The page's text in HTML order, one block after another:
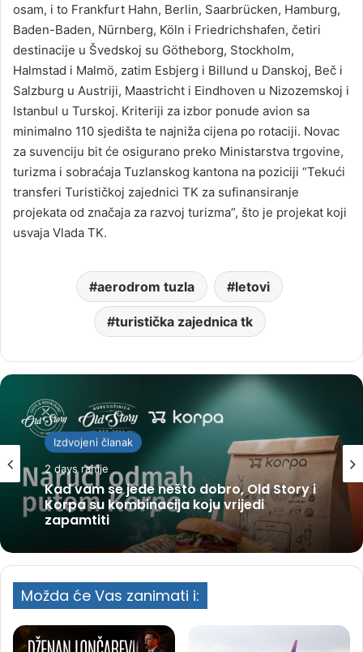
osam, i to Frankfurt Hahn, Berlin, Saarbrücken, Hamburg,
Baden-Baden, Nürnberg, Köln i Friedrichshafen, četiri
destinacije u Švedskoj su Götheborg, Stockholm,
Halmstad i Malmö, zatim Esbjerg i Billund u Danskoj, Beč i
Salzburg u Austriji, Maastricht i Eindhoven u Nizozemskoj i
Istanbul u Turskoj. Kriteriji za izbor ponude avion sa
minimalno 110 sjedišta te najniža cijena po rotaciji. Novac
za suvenciju bit će osigurano preko Ministarstva trgovine,
turizma i sobraćaja Tuzlanskog kantona na poziciji “Tekući
transferi Turističkoj zajednici TK za sufinansiranje
projekata od značaja za razvoj turizma”, što je projekat koji
usvaja Vlada TK.
aerodrom tuzla letovi
turistička zajednica tk
Izdvojeni članak
2 days ranije
Kad vam se jede nešto dobro, Old Story i
Korpa su kombinacija koju vrijedi
zapamtiti
Možda će Vas zanimati i: